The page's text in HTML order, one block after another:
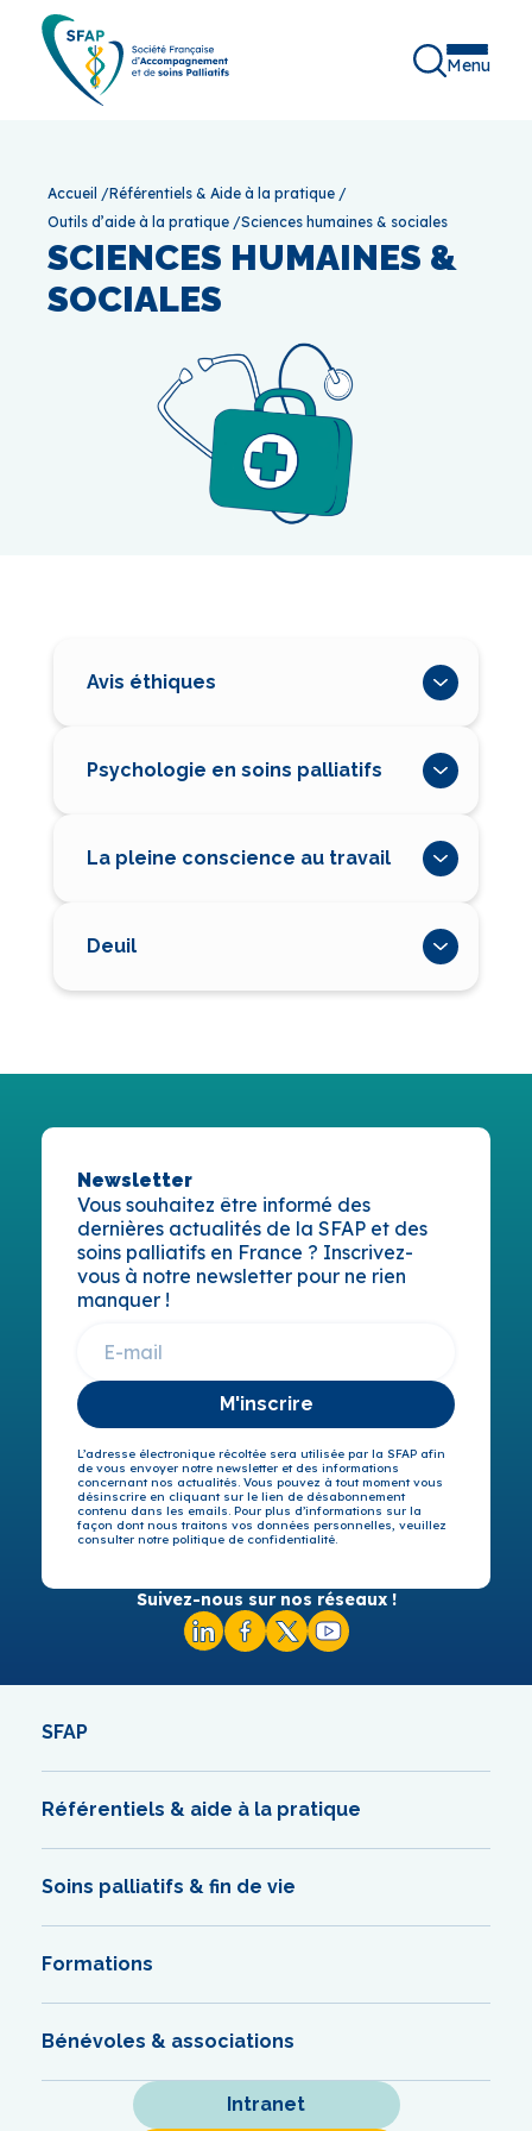
Menu
Accueil /Référentiels & Aide à la pratique /
Outils d’aide à la pratique /Sciences humaines & sociales
SCIENCES HUMAINES &
SOCIALES
Avis éthiques
Psychologie en soins palliatifs
La pleine conscience au travail
Deuil
Newsletter
Vous souhaitez être informé des
dernières actualités de la SFAP et des
soins palliatifs en France ? Inscrivez-
vous à notre newsletter pour ne rien
manquer !
M'inscrire
L’adresse électronique récoltée sera utilisée par la SFAP afin
de vous envoyer notre newsletter et des informations
concernant nos actualités. Vous pouvez à tout moment vous
désinscrire en cliquant sur le lien de désabonnement
contenu dans les emails. Pour plus d’informations sur la
façon dont nous traitons vos données personnelles, veuillez
consulter notre politique de confidentialité.
Suivez-nous sur nos réseaux !
SFAP
Référentiels & aide à la pratique
Soins palliatifs & fin de vie
Formations
Bénévoles & associations
Intranet